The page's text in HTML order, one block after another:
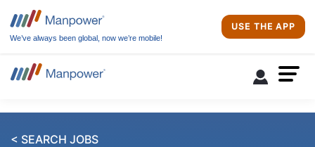
We’ve always been global, now we’re mobile!
USE THE APP
< SEARCH JOBS